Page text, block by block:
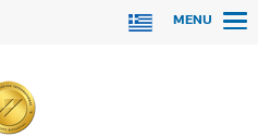
MENU